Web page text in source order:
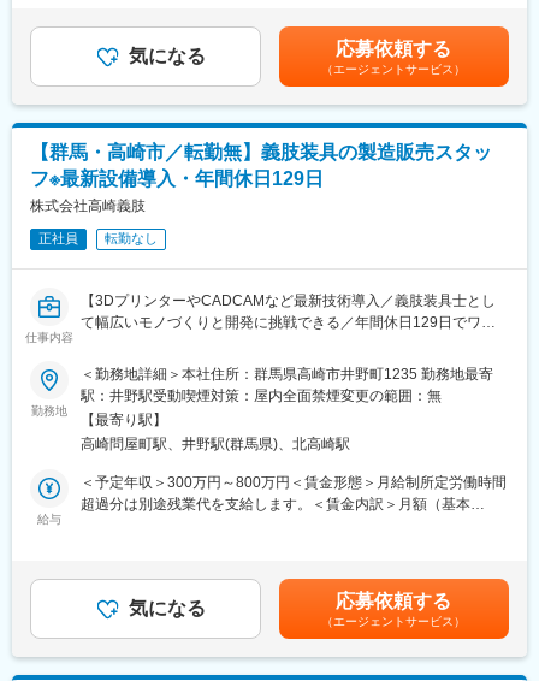
す。
■チームでのサポート：現場では先輩スタッフが丁寧に指導しま
がサポートします。
【配属先】
下記エリア内の契約病院に配属となります。お住まいから通勤可
能な施設を優先的に配慮します。通勤時間の目安は 1時間40分以
内 です。
■関東：東京・神奈川・埼玉・千葉・茨城・栃木・群馬
【魅力】
■国内唯一の滅菌装置の専門メーカーとして長年の実績があり、大
開発、提供しています。営業から製品企画、開発製造、サポート
まで社内一貫体制を整えています。
変更の範囲：会社の定める業務
献性も高く、今後の高齢化社会において成長が見込める成長産業
です。 また、病院や介護施設の業務軽減に貢献する事で、患者
様、利用者様へのサービス向上に直結する為、大変やりがいのあ
■キャリアアップについて：
本人の頑張りを昇給、昇格にて評価される制度が御座います。ま
た、事業拡大に伴い、新規の営業所も出店しており、営業所長や
エリアを管理する責任者などのポストがある為、早期のキャリア
アップが見込めます。 ※実際に入社4年前後で所長になった中途入
社の方もいらっしゃいます。
■会社情報：
当社は入院中に必要となるアメニティ(パジャマ・タオル・日用
品）をレンタルするアメニティサポートシステムを提供している
レンタルだけでなく、病院・介護施設内での申込の受付業務から
ご利用者への提供・回収・請求まで全て弊社で受け持っておりま
す。そのため医療・介護施設の業務負担の軽減もでき多くのメリ
ットがあります。拠点は北海道から九州まで展開し、毎年増収・
変更の範囲：会社の定める業務
無＞有＜残業手当＞有＜給与補足＞※経験・能力・前職の給与など
を考慮するため上下する可能性があります・評価：年2回（4月・
10月/売上実績だけでなく取り組み姿勢や提案プロセスなどの定性
評価も重視）・年収例：370-480万円(主任/入社2-3年)⇒420-550
万円(係長/入社3-5年)賃金はあくまでも目安の金額であり、選考を
通じて上下する可能性があります。月給(月額)は固定手当を含めた
表記です。
気になる 応募依頼する
（エージェントサービス）
【群馬・高崎市／転勤無】義肢装具の製造販売スタッ
フ※最新設備導入・年間休日129日
株式会社高崎義肢
正社員 転勤なし
仕事内容
【3DプリンターやCADCAMなど最新技術導入／義肢装具士とし
て幅広いモノづくりと開発に挑戦できる／年間休日129日でワー
■業務概要
当社の義肢装具製造販売スタッフとして、義肢装具士免許を活か
し、医療機関と連携しながら患者様のサポートや義肢・装具の企
画・製造・適合・アフターケアまで一貫してご担当いただきま
す。医師の処方に基づいた患者様対応や、3Dプリンター、
CADCAMなどの最新設備を活用した研究・開発業務まで、幅広く
関われる点が特徴です。
・ご来社いただいた方やご自宅訪問でのサポート業務
・既成品やオーダーメイド義肢装具の研究・開発や新製品開発
・3DプリンターやCADCAM、ORTENMAKEを活用したデジタル
勤務地
＜勤務地詳細＞本社住所：群馬県高崎市井野町1235 勤務地最寄
駅：井野駅受動喫煙対策：屋内全面禁煙変更の範囲：無
【最寄り駅】
高崎問屋町駅、井野駅(群馬県)、北高崎駅
給与
＜予定年収＞300万円～800万円＜賃金形態＞月給制所定労働時間
超過分は別途残業代を支給します。＜賃金内訳＞月額（基本
気になる 応募依頼する
（エージェントサービス）